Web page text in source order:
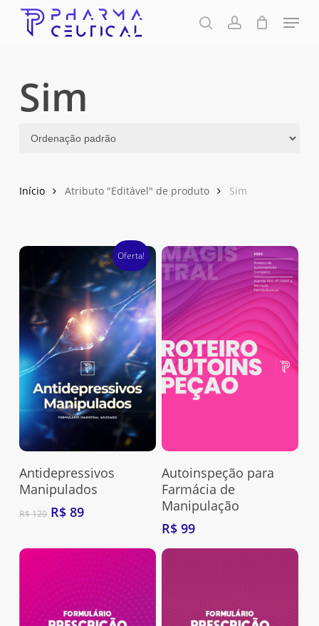
pesquisaaccount
Menu
Carrinho Fechar
Sim
Início Atributo "Editável" de produto Sim
Oferta!
Adquira Aqui
Antidepressivos
Manipulados
R$120 O
R$89O
Adquira Aqui
Autoinspeção para
Farmácia de
Manipulação
R$ 99